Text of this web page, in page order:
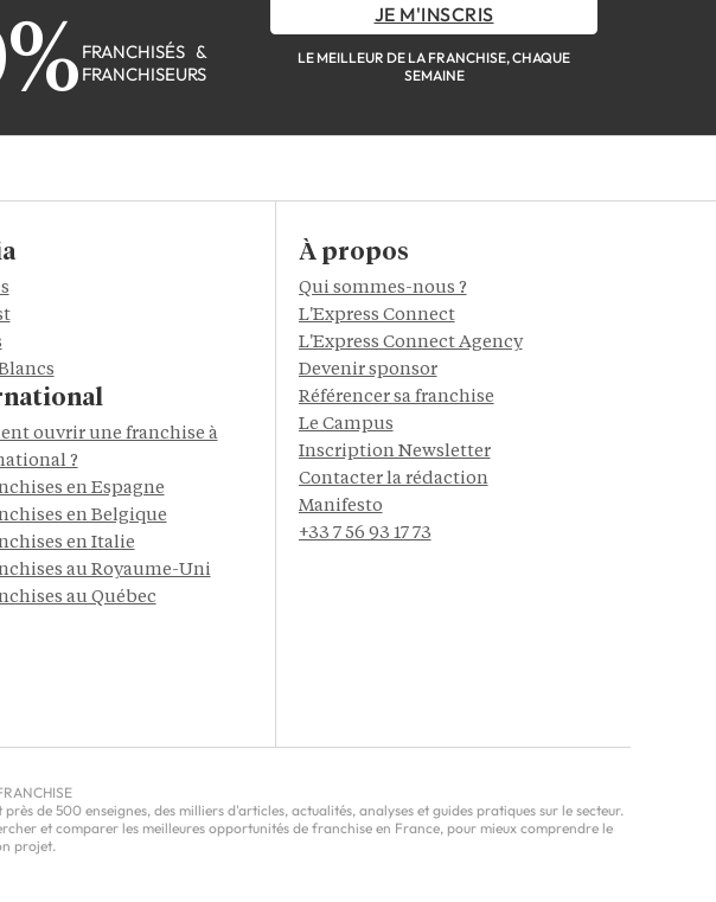
FRANCHISÉS &
FRANCHISEURS
JE M'INSCRIS
LE MEILLEUR DE LA FRANCHISE, CHAQUE
SEMAINE
ouvrir une franchise à
?
en Espagne
en Belgique
en Italie
au Royaume-Uni
au Québec
À propos
Qui sommes-nous ?
L'Express Connect
L'Express Connect Agency
Devenir sponsor
Référencer sa franchise
Le Campus
Inscription Newsletter
Contacter la rédaction
Manifesto
+33 7 56 93 17 73
de 500 enseignes, des milliers d'articles, actualités, analyses et guides pratiques sur le secteur.
et comparer les meilleures opportunités de franchise en France, pour mieux comprendre le
projet.